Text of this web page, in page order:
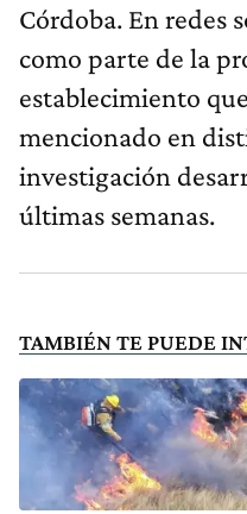
Córdoba. En redes
como parte de la
establecimiento
mencionado en
investigación
últimas semanas.
TAMBIÉN TE PUEDE